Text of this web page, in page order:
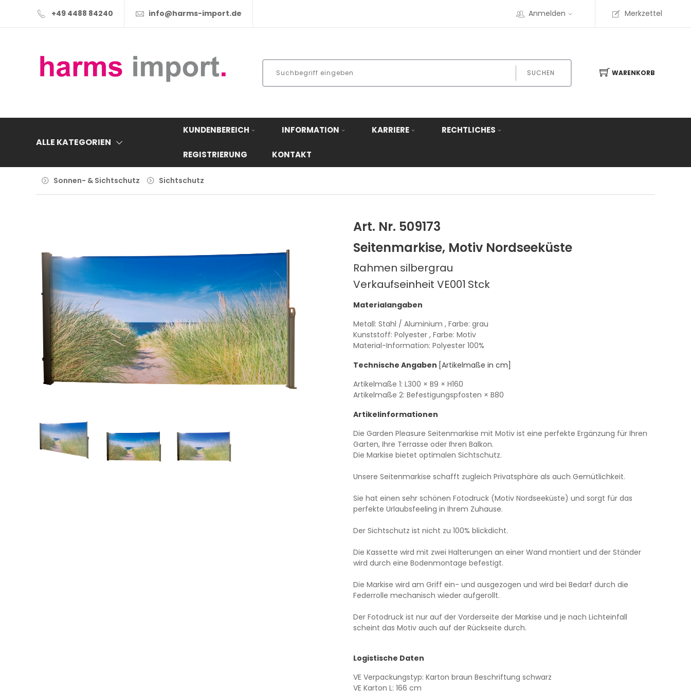
+49 4488 84240 info@harms-import.de Anmelden Merkzettel
SUCHEN WARENKORB
ALLE KATEGORIEN
KUNDENBEREICH INFORMATION KARRIERE RECHTLICHES
REGISTRIERUNG KONTAKT
Sonnen- & Sichtschutz Sichtschutz
Art. Nr. 509173
Seitenmarkise, Motiv Nordseeküste
Rahmen silbergrau
Verkaufseinheit VE001 Stck
Materialangaben
Metall: Stahl / Aluminium , Farbe: grau
Kunststoff: Polyester , Farbe: Motiv
Material-Information: Polyester 100%
Technische Angaben [Artikelmaße in cm]
Artikelmaße 1: L300 × B9 × H160
Artikelmaße 2: Befestigungspfosten × B80
Artikelinformationen
Die Garden Pleasure Seitenmarkise mit Motiv ist eine perfekte Ergänzung für Ihren
Garten, Ihre Terrasse oder Ihren Balkon.
Die Markise bietet optimalen Sichtschutz.
Unsere Seitenmarkise schafft zugleich Privatsphäre als auch Gemütlichkeit.
Sie hat einen sehr schönen Fotodruck (Motiv Nordseeküste) und sorgt für das
perfekte Urlaubsfeeling in Ihrem Zuhause.
Der Sichtschutz ist nicht zu 100% blickdicht.
Die Kassette wird mit zwei Halterungen an einer Wand montiert und der Ständer
wird durch eine Bodenmontage befestigt.
Die Markise wird am Griff ein- und ausgezogen und wird bei Bedarf durch die
Federrolle mechanisch wieder aufgerollt.
Der Fotodruck ist nur auf der Vorderseite der Markise und je nach Lichteinfall
scheint das Motiv auch auf der Rückseite durch.
Logistische Daten
VE Verpackungstyp: Karton braun Beschriftung schwarz
VE Karton L: 166 cm